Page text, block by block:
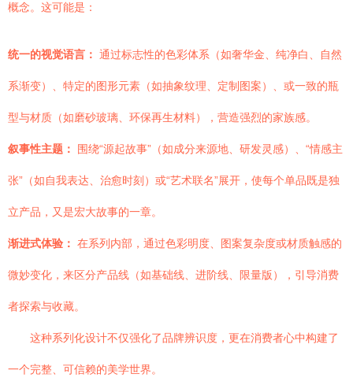
概念。这可能是：
统一的视觉语言： 通过标志性的色彩体系（如奢华金、纯净白、自然
系渐变）、特定的图形元素（如抽象纹理、定制图案）、或一致的瓶
型与材质（如磨砂玻璃、环保再生材料），营造强烈的家族感。
叙事性主题： 围绕“源起故事”（如成分来源地、研发灵感）、“情感主
张”（如自我表达、治愈时刻）或“艺术联名”展开，使每个单品既是独
立产品，又是宏大故事的一章。
渐进式体验： 在系列内部，通过色彩明度、图案复杂度或材质触感的
微妙变化，来区分产品线（如基础线、进阶线、限量版），引导消费
者探索与收藏。
这种系列化设计不仅强化了品牌辨识度，更在消费者心中构建了
一个完整、可信赖的美学世界。